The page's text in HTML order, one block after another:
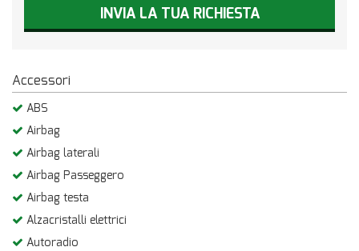
INVIA LA TUA RICHIESTA
Accessori
ABS
Airbag
Airbag laterali
Airbag Passeggero
Airbag testa
Alzacristalli elettrici
Autoradio